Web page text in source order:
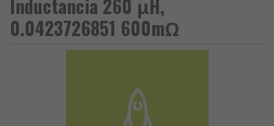
Inductancia 260 μH,
0.0423726851 600mΩ